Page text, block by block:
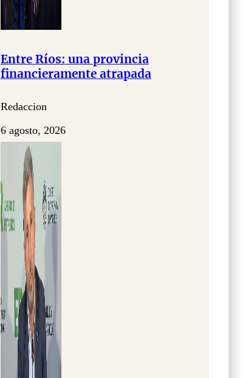
Entre Ríos: una provincia
financieramente atrapada
Redaccion
6 agosto, 2026